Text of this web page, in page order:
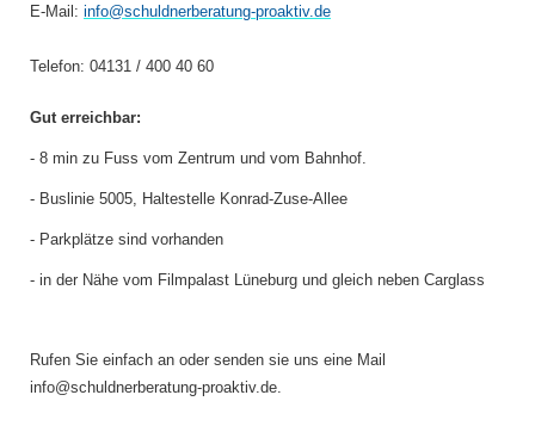
E-Mail: info@schuldnerberatung-proaktiv.de
Telefon: 04131 / 400 40 60
Gut erreichbar:
- 8 min zu Fuss vom Zentrum und vom Bahnhof.
- Buslinie 5005, Haltestelle Konrad-Zuse-Allee
- Parkplätze sind vorhanden
- in der Nähe vom Filmpalast Lüneburg und gleich neben Carglass
Rufen Sie einfach an oder senden sie uns eine Mail
info@schuldnerberatung-proaktiv.de.